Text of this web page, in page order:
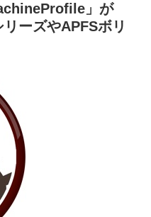
」が
ーズやAPFSボリ